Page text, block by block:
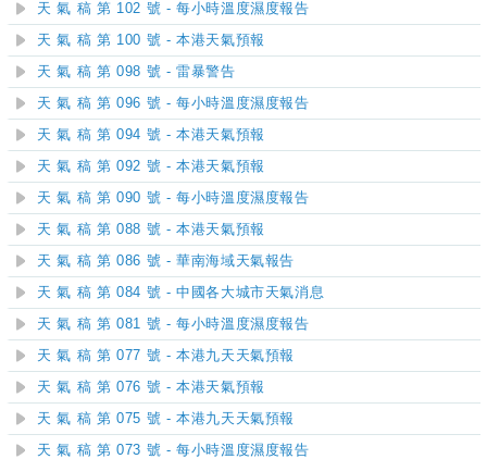
天 氣 稿 第 102 號 - 每小時溫度濕度報告
天 氣 稿 第 100 號 - 本港天氣預報
天 氣 稿 第 098 號 - 雷暴警告
天 氣 稿 第 096 號 - 每小時溫度濕度報告
天 氣 稿 第 094 號 - 本港天氣預報
天 氣 稿 第 092 號 - 本港天氣預報
天 氣 稿 第 090 號 - 每小時溫度濕度報告
天 氣 稿 第 088 號 - 本港天氣預報
天 氣 稿 第 086 號 - 華南海域天氣報告
天 氣 稿 第 084 號 - 中國各大城市天氣消息
天 氣 稿 第 081 號 - 每小時溫度濕度報告
天 氣 稿 第 077 號 - 本港九天天氣預報
天 氣 稿 第 076 號 - 本港天氣預報
天 氣 稿 第 075 號 - 本港九天天氣預報
天 氣 稿 第 073 號 - 每小時溫度濕度報告